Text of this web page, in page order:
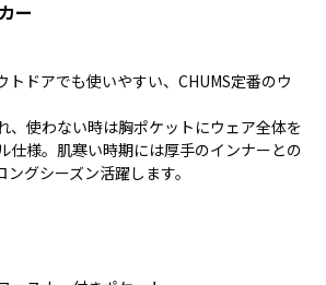
ー
トドアでも使いやすい、CHUMS定番のウ
、使わない時は胸ポケットにウェア全体を
仕様。肌寒い時期には厚手のインナーとの
グシーズン活躍します。